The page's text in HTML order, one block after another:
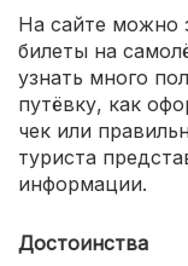
На сайте можно
билеты на
узнать много
путёвку, как
чек или
туриста
информации.
Достоинства